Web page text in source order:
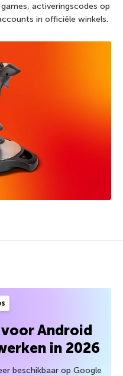
activeringscodes op
in officiële winkels.
Android
in 2026
beschikbaar op Google